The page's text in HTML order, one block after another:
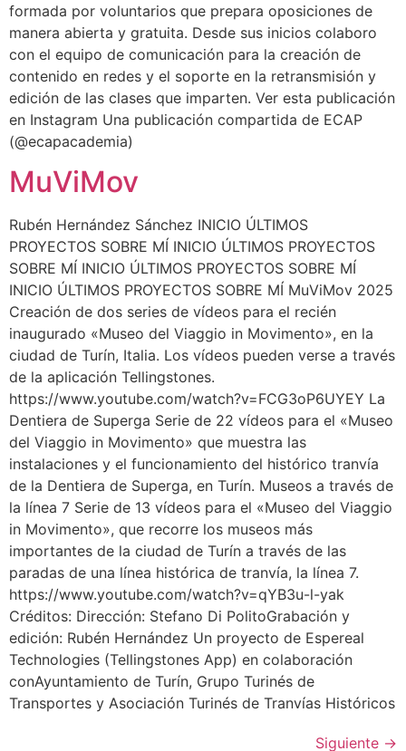
formada por voluntarios que prepara oposiciones de
manera abierta y gratuita. Desde sus inicios colaboro
con el equipo de comunicación para la creación de
contenido en redes y el soporte en la retransmisión y
edición de las clases que imparten. Ver esta publicación
en Instagram Una publicación compartida de ECAP
(@ecapacademia)
MuViMov
Rubén Hernández Sánchez INICIO ÚLTIMOS
PROYECTOS SOBRE MÍ INICIO ÚLTIMOS PROYECTOS
SOBRE MÍ INICIO ÚLTIMOS PROYECTOS SOBRE MÍ
INICIO ÚLTIMOS PROYECTOS SOBRE MÍ MuViMov 2025
Creación de dos series de vídeos para el recién
inaugurado «Museo del Viaggio in Movimento», en la
ciudad de Turín, Italia. Los vídeos pueden verse a través
de la aplicación Tellingstones.
https://www.youtube.com/watch?v=FCG3oP6UYEY La
Dentiera de Superga Serie de 22 vídeos para el «Museo
del Viaggio in Movimento» que muestra las
instalaciones y el funcionamiento del histórico tranvía
de la Dentiera de Superga, en Turín. Museos a través de
la línea 7 Serie de 13 vídeos para el «Museo del Viaggio
in Movimento», que recorre los museos más
importantes de la ciudad de Turín a través de las
paradas de una línea histórica de tranvía, la línea 7.
https://www.youtube.com/watch?v=qYB3u-l-yak
Créditos: Dirección: Stefano Di PolitoGrabación y
edición: Rubén Hernández Un proyecto de Espereal
Technologies (Tellingstones App) en colaboración
conAyuntamiento de Turín, Grupo Turinés de
Transportes y Asociación Turinés de Tranvías Históricos
Siguiente →